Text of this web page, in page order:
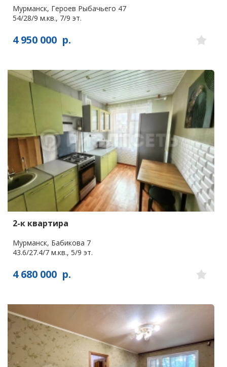
Мурманск, Героев Рыбачьего 47
54/28/9 м.кв., 7/9 эт.
4 950 000 р.
2-к квартира
Мурманск, Бабикова 7
43.6/27.4/7 м.кв., 5/9 эт.
4 680 000 р.